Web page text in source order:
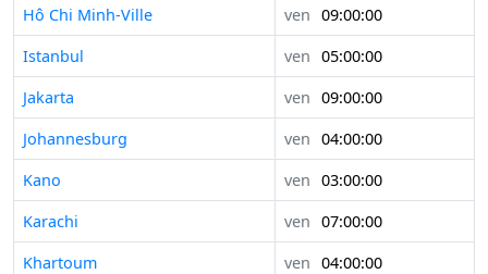
Hô Chi Minh-Ville
ven 09:00:00
Istanbul
ven 05:00:00
Jakarta
ven 09:00:00
Johannesburg
ven 04:00:00
Kano
ven 03:00:00
Karachi
ven 07:00:00
Khartoum
ven 04:00:00